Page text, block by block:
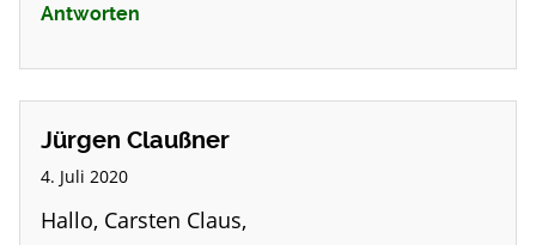
Antworten
Jürgen Claußner
4. Juli 2020
Hallo, Carsten Claus,